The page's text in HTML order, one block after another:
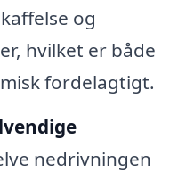
og
hvilket er både
fordelagtigt.
nedrivningen